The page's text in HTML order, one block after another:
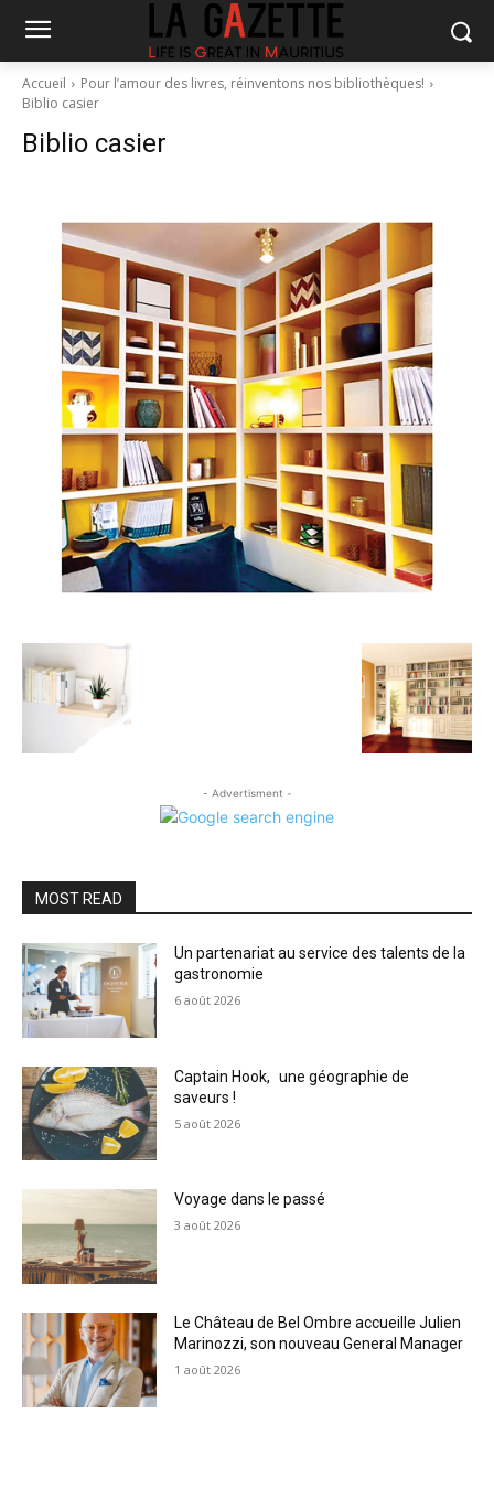
Accueil
Pour l’amour des livres, réinventons nos bibliothèques!
Biblio casier
Biblio casier
- Advertisment -
MOST READ
Un partenariat au service des talents de la
gastronomie
6 août 2026
Captain Hook, une géographie de
saveurs !
5 août 2026
Voyage dans le passé
3 août 2026
Le Château de Bel Ombre accueille Julien
Marinozzi, son nouveau General Manager
1 août 2026